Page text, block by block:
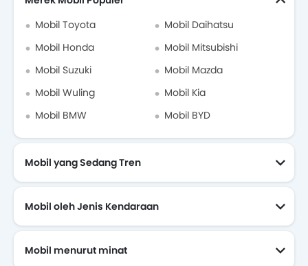
Asuransi Mobil
Mobil Toyota
Mobil Daihatsu
Mobil Honda
Mobil Mitsubishi
Mobil Suzuki
Mobil Mazda
Mobil Wuling
Mobil Kia
Mobil BMW
Mobil BYD
Mobil yang Sedang Tren
Mobil oleh Jenis Kendaraan
Mobil menurut minat